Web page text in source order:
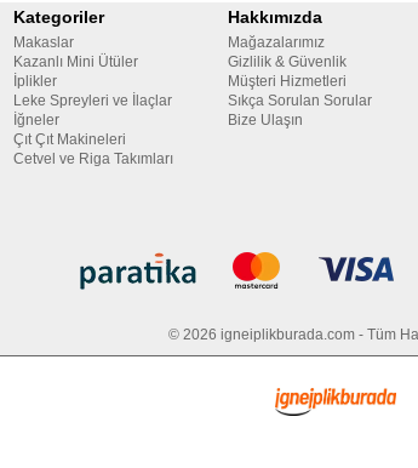
Kategoriler
Makaslar
Kazanlı Mini Ütüler
İplikler
Leke Spreyleri ve İlaçlar
İğneler
Çıt Çıt Makineleri
Cetvel ve Riga Takımları
Hakkımızda
Mağazalarımız
Gizlilik & Güvenlik
Müşteri Hizmetleri
Sıkça Sorulan Sorular
Bize Ulaşın
© 2026 igneiplikburada.com - Tüm